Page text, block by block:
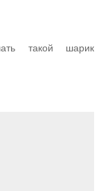
такой шарик